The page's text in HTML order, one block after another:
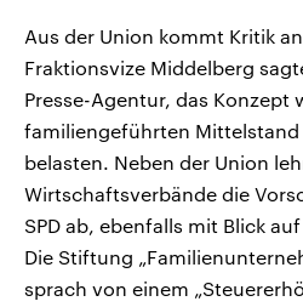
Aus der Union kommt Kritik
Fraktionsvize Middelberg
Presse-Agentur, das Konzept
familiengeführten Mittelstand
belasten. Neben der Union
Wirtschaftsverbände die
SPD ab, ebenfalls mit Blick
Die Stiftung
sprach von einem